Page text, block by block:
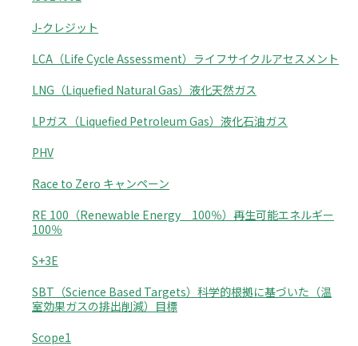
J-クレジット
LCA（Life Cycle Assessment）ライフサイクルアセスメント
LNG（Liquefied Natural Gas）液化天然ガス
LPガス（Liquefied Petroleum Gas）液化石油ガス
PHV
Race to Zero キャンペーン
RE 100（Renewable Energy 100％）再生可能エネルギー
100％
S+3E
SBT（Science Based Targets）科学的根拠に基づいた（温
室効果ガスの排出削減）目標
Scope1